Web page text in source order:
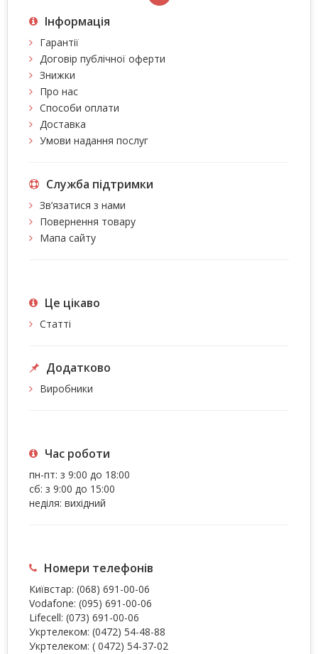
Інформація
Гарантії
Договір публічної оферти
Знижки
Про нас
Способи оплати
Доставка
Умови надання послуг
Служба підтримки
Зв’язатися з нами
Повернення товару
Мапа сайту
Це цiкаво
Статті
Додатково
Виробники
Час роботи
пн-пт: з 9:00 до 18:00
сб: з 9:00 до 15:00
неділя: вихідний
Номери телефонів
Київстар: (068) 691-00-06
Vodafone: (095) 691-00-06
Lifecell: (073) 691-00-06
Укртелеком: (0472) 54-48-88
Укртелеком: ( 0472) 54-37-02